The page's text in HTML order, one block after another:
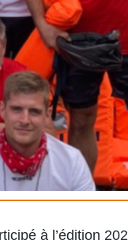
à l’édition